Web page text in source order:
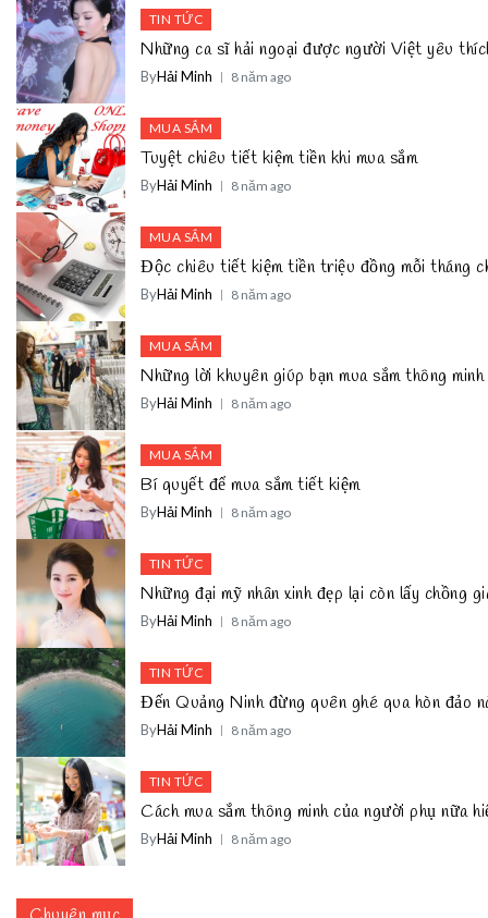
TIN TỨC
Những ca sĩ hải ngoại được người Việt yêu
ByHải Minh 8 năm ago
MUA SẮM
Tuyệt chiêu tiết kiệm tiền khi mua sắm
ByHải Minh 8 năm ago
MUA SẮM
Độc chiêu tiết kiệm tiền triệu đồng mỗi tháng
ByHải Minh 8 năm ago
MUA SẮM
Những lời khuyên giúp bạn mua sắm thông minh
ByHải Minh 8 năm ago
MUA SẮM
Bí quyết để mua sắm tiết kiệm
ByHải Minh 8 năm ago
TIN TỨC
Những đại mỹ nhân xinh đẹp lại còn lấy chồng
ByHải Minh 8 năm ago
TIN TỨC
Đến Quảng Ninh đừng quên ghé qua hòn đảo
ByHải Minh 8 năm ago
TIN TỨC
Cách mua sắm thông minh của người phụ nữa
ByHải Minh 8 năm ago